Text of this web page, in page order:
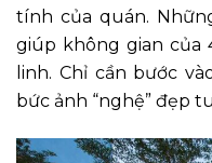
tính của quán.
giúp không gian của
linh. Chỉ cần bước
bức ảnh “nghệ” đẹp